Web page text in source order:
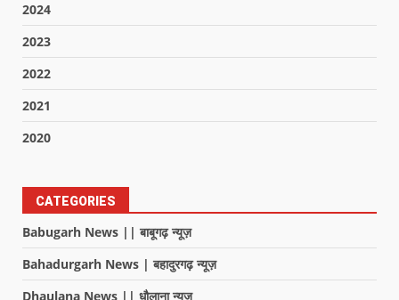
2024
2023
2022
2021
2020
CATEGORIES
Babugarh News || बाबूगढ़ न्यूज़
Bahadurgarh News | बहादुरगढ़ न्यूज़
Dhaulana News || धौलाना न्यूज़